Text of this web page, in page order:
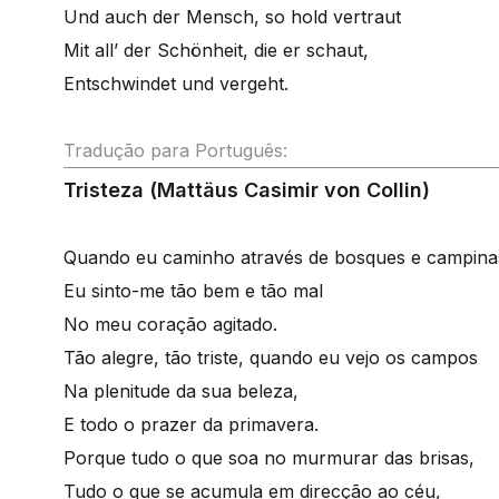
Und auch der Mensch, so hold vertraut
Mit all’ der Schönheit, die er schaut,
Entschwindet und vergeht.
Tradução para Português:
Tristeza (Mattäus Casimir von Collin)
Quando eu caminho através de bosques e
Eu sinto-me tão bem e tão mal
No meu coração agitado.
Tão alegre, tão triste, quando eu vejo os campos
Na plenitude da sua beleza,
E todo o prazer da primavera.
Porque tudo o que soa no murmurar das brisas,
Tudo o que se acumula em direcção ao céu,